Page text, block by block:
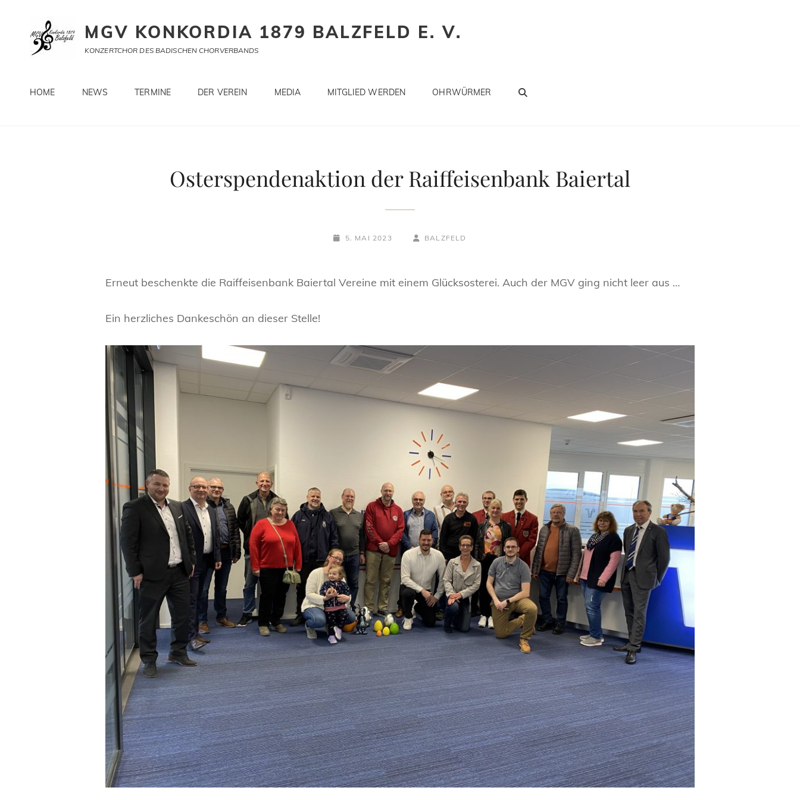
MGV KONKORDIA 1879 BALZFELD E. V.
KONZERTCHOR DES BADISCHEN CHORVERBANDS
HOME NEWS TERMINE DER VEREIN MEDIA MITGLIED WERDEN OHRWÜRMER
Osterspendenaktion der Raiffeisenbank Baiertal
POSTED-
5. MAI 2023
BY
BYLINEBALZFELD
Erneut beschenkte die Raiffeisenbank Baiertal Vereine mit einem Glücksosterei. Auch der MGV ging nicht leer aus …
Ein herzliches Dankeschön an dieser Stelle!